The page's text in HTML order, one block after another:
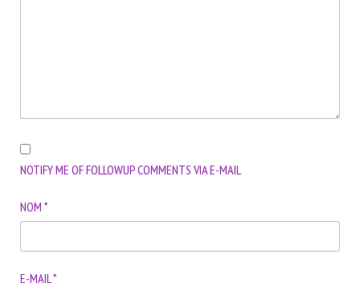
NOTIFY ME OF FOLLOWUP COMMENTS VIA E-MAIL
NOM *
E-MAIL *